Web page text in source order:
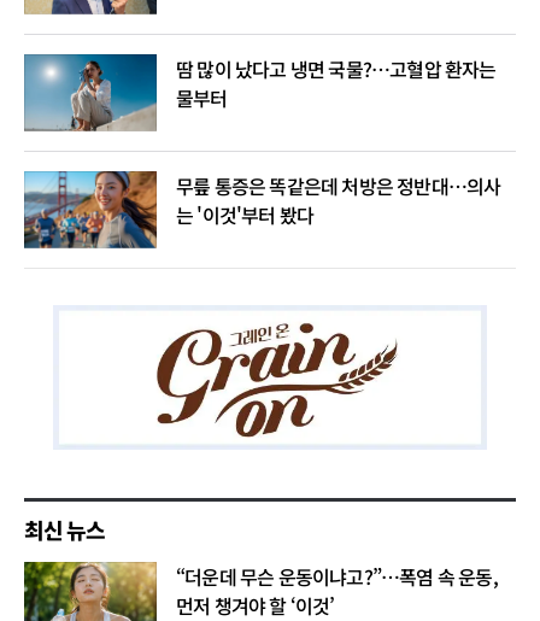
땀 많이 났다고 냉면 국물?…고혈압 환자는
물부터
무릎 통증은 똑같은데 처방은 정반대…의사
는 '이것'부터 봤다
최신 뉴스
“더운데 무슨 운동이냐고?”…폭염 속 운동,
먼저 챙겨야 할 ‘이것’